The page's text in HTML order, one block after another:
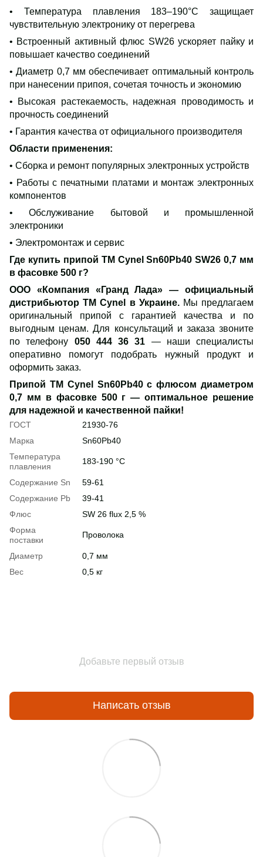
• Температура плавления 183–190°C защищает
чувствительную электронику от перегрева
• Встроенный активный флюс SW26 ускоряет пайку и
повышает качество соединений
• Диаметр 0,7 мм обеспечивает оптимальный контроль
при нанесении припоя, сочетая точность и экономию
• Высокая растекаемость, надежная проводимость и
прочность соединений
• Гарантия качества от официального производителя
Области применения:
• Сборка и ремонт популярных электронных устройств
• Работы с печатными платами и монтаж электронных
компонентов
• Обслуживание бытовой и промышленной
электроники
• Электромонтаж и сервис
Где купить припой ТМ Cynel Sn60Pb40 SW26 0,7 мм
в фасовке 500 г?
ООО «Компания «Гранд Лада» — официальный
дистрибьютор ТМ Cynel в Украине.Мы предлагаем
оригинальный припой с гарантией качества и по
выгодным ценам. Для консультаций и заказа звоните
по телефону 050 444 36 31 — наши специалисты
оперативно помогут подобрать нужный продукт и
оформить заказ.
Припой ТМ Cynel Sn60Pb40 с флюсом диаметром
0,7 мм в фасовке 500 г — оптимальное решение
для надежной и качественной пайки!
ГОСТ
21930-76
Марка
Sn60Pb40
Температура
плавления
183-190 °С
Содержание Sn
59-61
Содержание Pb
39-41
Флюс
SW 26 flux 2,5 %
Форма
поставки
Проволока
Диаметр
0,7 мм
Вес
0,5 кг
Добавьте первый отзыв
Написать отзыв